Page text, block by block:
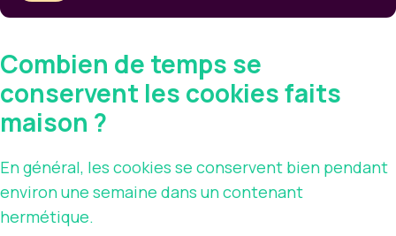
Combien de temps se
conservent les cookies faits
maison ?
En général, les cookies se conservent bien pendant
environ une semaine dans un contenant
hermétique.